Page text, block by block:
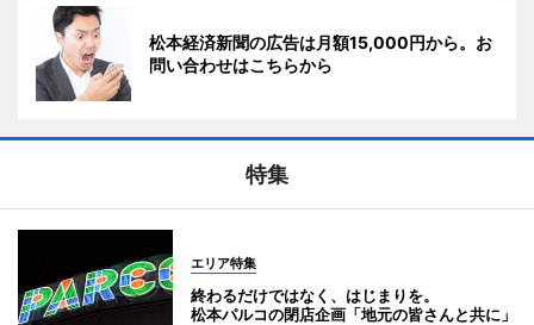
松本経済新聞の広告は月額15,000円から。お
問い合わせはこちらから
特集
エリア特集
終わるだけではなく、はじまりを。
松本パルコの閉店企画「地元の皆さんと共に」